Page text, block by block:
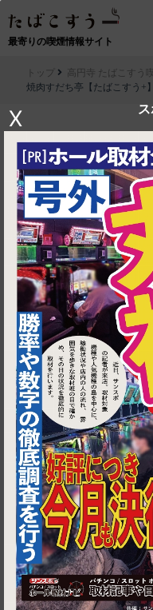
最寄りの喫煙情報サイト
X
トップ
高円寺 たばこすう
焼肉すだち亭【たばこすう+
▶ ルートを見る
高円寺 たばこすう喫煙所│
東京都杉並区高円寺南4-